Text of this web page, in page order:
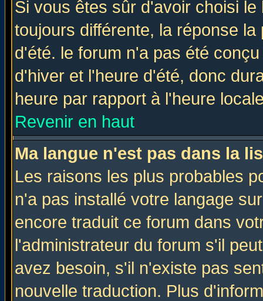
Si vous êtes sûr d'avoir choisi
toujours différente, la réponse
d'été. le forum n'a pas été
d'hiver et l'heure d'été, donc
heure par rapport à l'heure
Revenir en haut
Ma langue n'est pas dans la
Les raisons les plus probables
n'a pas installé votre langage
encore traduit ce forum dans
l'administrateur du forum s'il
avez besoin, s'il n'existe pas
nouvelle traduction. Plus